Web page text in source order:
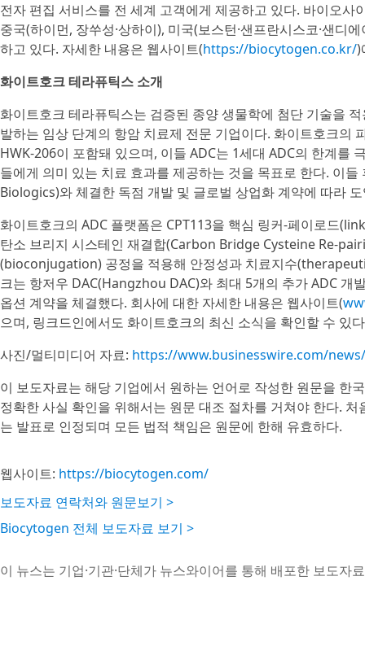
전자 편집 서비스를 전 세계 고객에게 제공하고 있다. 바이오사
중국(하이먼, 장쑤성·상하이), 미국(보스턴·샌프란시스코·샌디
하고 있다. 자세한 내용은 웹사이트(https://biocytogen.co.kr/)
화이트호크 테라퓨틱스 소개
화이트호크 테라퓨틱스는 검증된 종양 생물학에 첨단 기술을
발하는 임상 단계의 항암 치료제 전문 기업이다. 화이트호크의
HWK-206이 포함돼 있으며, 이들 ADC는 1세대 ADC의 한계를
들에게 의미 있는 치료 효과를 제공하는 것을 목표로 한다. 이
Biologics)와 체결한 독점 개발 및 글로벌 상업화 계약에 따라
화이트호크의 ADC 플랫폼은 CPT113을 핵심 링커-페이로드
탄소 브리지 시스테인 재결합(Carbon Bridge Cysteine Re-
(bioconjugation) 공정을 적용해 안정성과 치료지수
크는 항저우 DAC(Hangzhou DAC)와 최대 5개의 추가 ADC 개
옵션 계약을 체결했다. 회사에 대한 자세한 내용은 웹사이트(
으며, 링크드인에서도 화이트호크의 최신 소식을 확인할 수 있
사진/멀티미디어 자료: https://www.businesswire.com/
이 보도자료는 해당 기업에서 원하는 언어로 작성한 원문을 한
정확한 사실 확인을 위해서는 원문 대조 절차를 거쳐야 한다.
는 발표로 인정되며 모든 법적 책임은 원문에 한해 유효하다.
웹사이트: https://biocytogen.com/
보도자료 연락처와 원문보기 >
Biocytogen 전체 보도자료 보기 >
이 뉴스는 기업·기관·단체가 뉴스와이어를 통해 배포한 보도자